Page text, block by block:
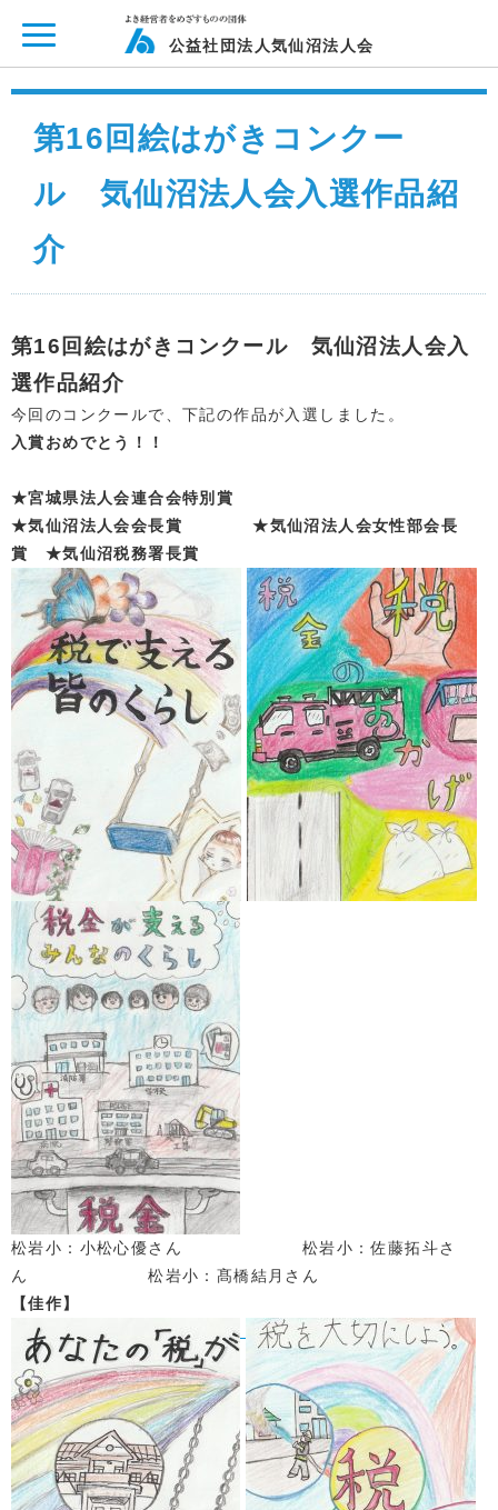
公益社団法人気仙沼法人会
第16回絵はがきコンクー
ル 気仙沼法人会入選作品紹
介
第16回絵はがきコンクール 気仙沼法人会入
選作品紹介
今回のコンクールで、下記の作品が入選しました。
入賞おめでとう！！
★宮城県法人会連合会特別賞
★気仙沼法人会会長賞
★気仙沼法人会女性部会長
賞
★気仙沼税務署長賞
松岩小：小松心優さん 松岩小：佐藤拓斗さ
ん 松岩小：髙橋結月さん
【佳作】